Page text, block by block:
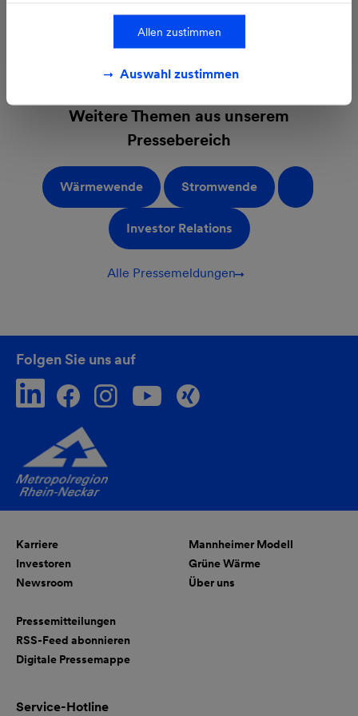
Allen zustimmen
Auswahl zustimmen
Weitere Themen aus unserem
Pressebereich
Wärmewende Stromwende
Investor Relations
Alle Pressemeldungen
Folgen Sie uns auf
Karriere
Investoren
Newsroom
Mannheimer Modell
Grüne Wärme
Über uns
Pressemitteilungen
RSS-Feed abonnieren
Digitale Pressemappe
Service-Hotline